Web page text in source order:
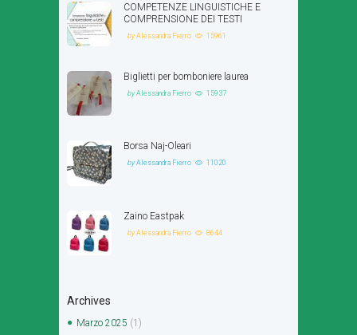
COMPETENZE LINGUISTICHE E
COMPRENSIONE DEI TESTI
byAlessandra Fierro 15961
Biglietti per bomboniere laurea
byAlessandra Fierro 15937
Borsa Naj-Oleari
byAlessandra Fierro 11020
Zaino Eastpak
byAlessandra Fierro 8644
Archives
Marzo 2025 (1)